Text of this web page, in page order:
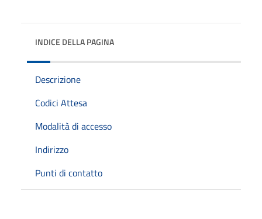
INDICE DELLA PAGINA
Descrizione
Codici Attesa
Modalità di accesso
Indirizzo
Punti di contatto